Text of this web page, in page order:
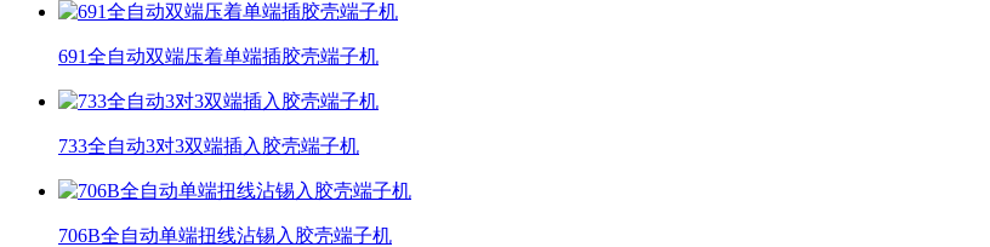
691全自动双端压着单端插胶壳端子机
733全自动3对3双端插入胶壳端子机
706B全自动单端扭线沾锡入胶壳端子机